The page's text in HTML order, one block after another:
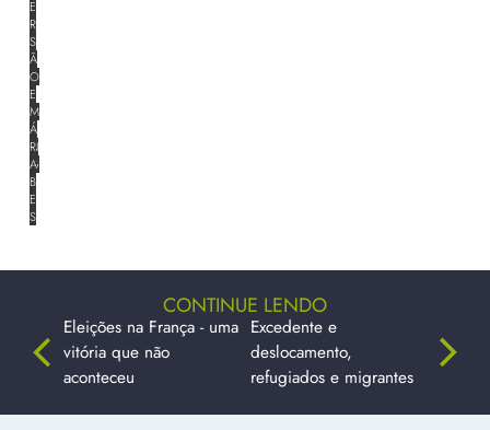
E
R
S
Ã
O
E
M
I
N
G
L
Ê
S
E
R
S
Ã
O
E
M
Á
R
A
B
E
CONTINUE LENDO
Eleições na França - uma
vitória que não
aconteceu
Excedente e
deslocamento,
refugiados e migrantes